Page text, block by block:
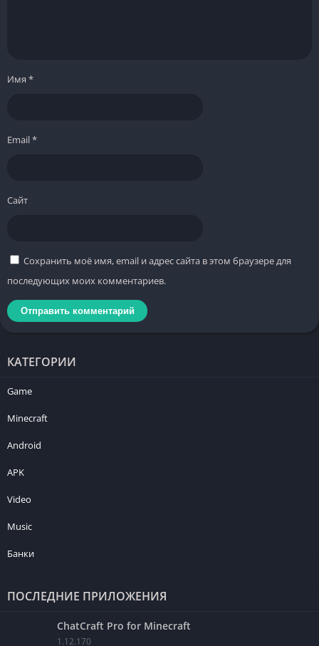
Имя *
Email*
Сайт
Сохранить моё имя, email и адрес сайта в этом браузере для
последующих моих комментариев.
КАТЕГОРИИ
Game
Minecraft
Android
APK
Video
Music
Банки
ПОСЛЕДНИЕ ПРИЛОЖЕНИЯ
ChatCraft Pro for Minecraft
1.12.170